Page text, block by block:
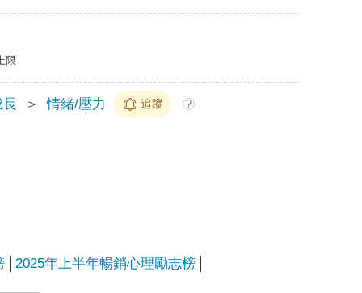
限
長 ＞ 情緒/壓力 追蹤 ?
2025年上半年暢銷心理勵志榜